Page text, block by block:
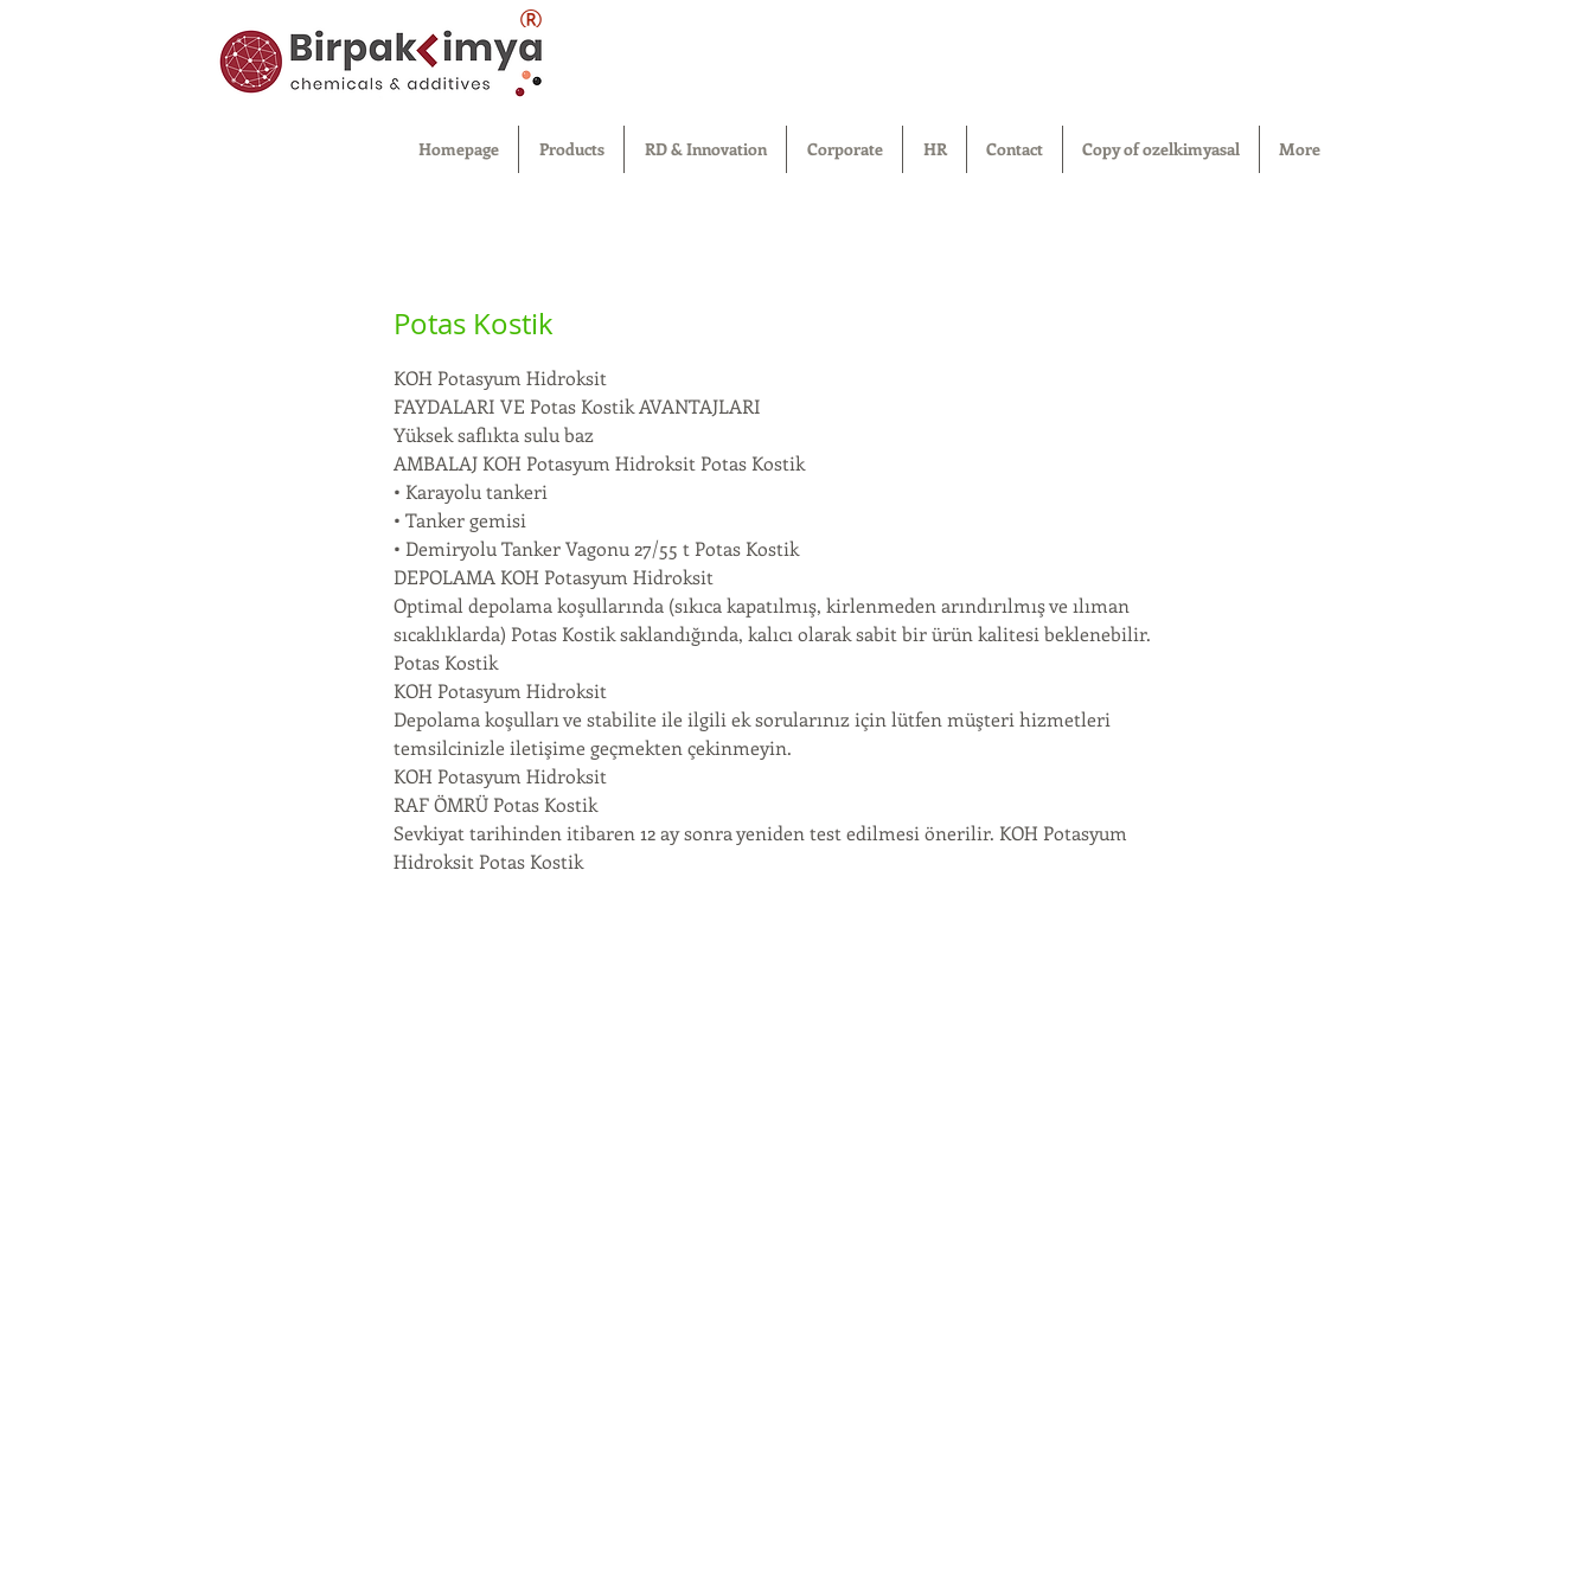
®
Homepage Products RD & Innovation Corporate HR Contact Copy of ozelkimyasal More
Potas Kostik
KOH Potasyum Hidroksit
FAYDALARI VE Potas Kostik AVANTAJLARI
Yüksek saflıkta sulu baz
AMBALAJ KOH Potasyum Hidroksit Potas Kostik
• Karayolu tankeri
• Tanker gemisi
• Demiryolu Tanker Vagonu 27/55 t Potas Kostik
DEPOLAMA KOH Potasyum Hidroksit
Optimal depolama koşullarında (sıkıca kapatılmış, kirlenmeden arındırılmış ve ılıman
sıcaklıklarda) Potas Kostik saklandığında, kalıcı olarak sabit bir ürün kalitesi beklenebilir.
Potas Kostik
KOH Potasyum Hidroksit
Depolama koşulları ve stabilite ile ilgili ek sorularınız için lütfen müşteri hizmetleri
temsilcinizle iletişime geçmekten çekinmeyin.
KOH Potasyum Hidroksit
RAF ÖMRÜ Potas Kostik
Sevkiyat tarihinden itibaren 12 ay sonra yeniden test edilmesi önerilir. KOH Potasyum
Hidroksit Potas Kostik